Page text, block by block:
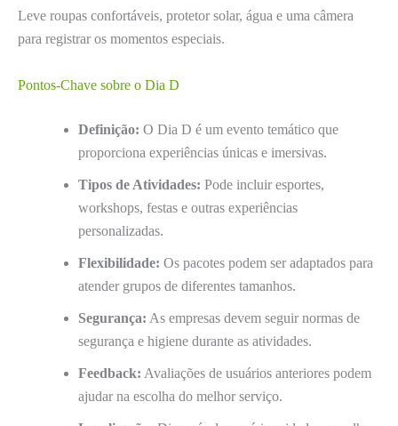
Leve roupas confortáveis, protetor solar, água e uma câmera
para registrar os momentos especiais.
Pontos-Chave sobre o Dia D
Definição: O Dia D é um evento temático que
proporciona experiências únicas e imersivas.
Tipos de Atividades: Pode incluir esportes,
workshops, festas e outras experiências
personalizadas.
Flexibilidade: Os pacotes podem ser adaptados para
atender grupos de diferentes tamanhos.
Segurança: As empresas devem seguir normas de
segurança e higiene durante as atividades.
Feedback: Avaliações de usuários anteriores podem
ajudar na escolha do melhor serviço.